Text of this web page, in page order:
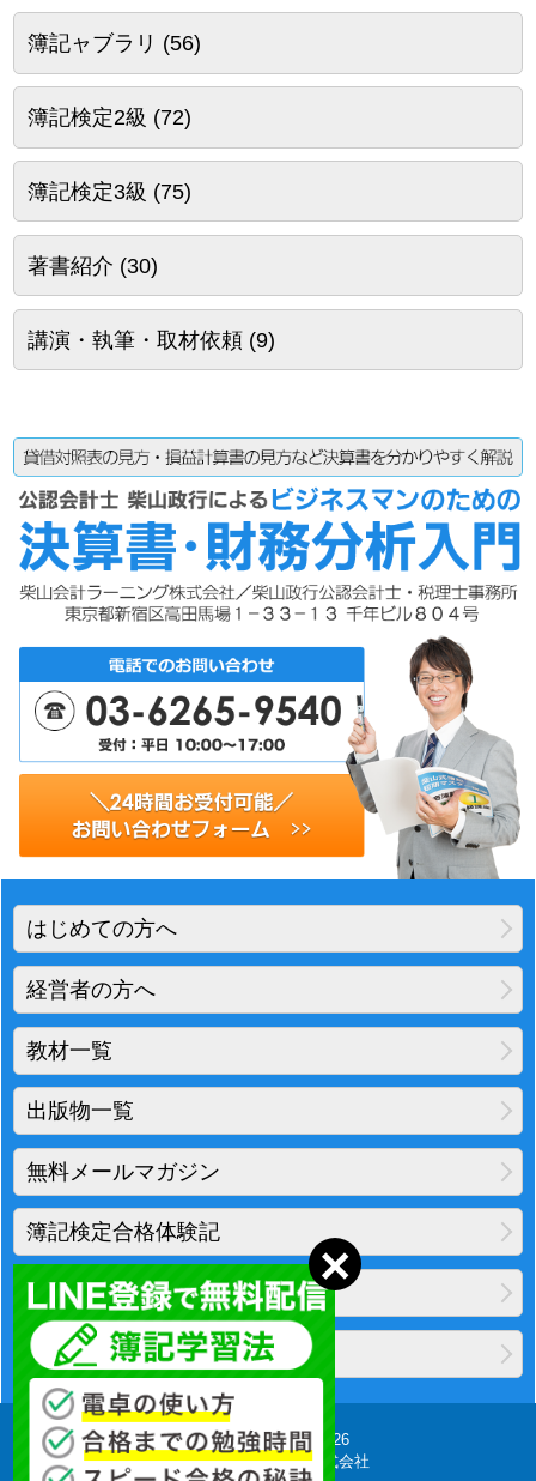
簿記ャブラリ (56)
簿記検定2級 (72)
簿記検定3級 (75)
著書紹介 (30)
講演・執筆・取材依頼(9)
はじめての方へ
経営者の方へ
教材一覧
出版物一覧
無料メールマガジン
簿記検定合格体験記
地図・アクセス
プライバシーポリシー
Copyright(C) 2010-2026
柴山会計ラーニング株式会社